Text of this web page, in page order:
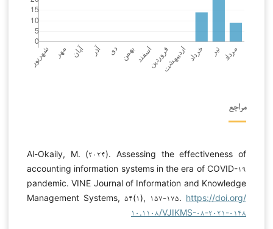
مراجع
Al-Okaily, M. (۲۰۲۴). Assessing the effectiveness of
accounting information systems in the era of COVID-۱۹
pandemic. VINE Journal of Information and Knowledge
Management Systems, ۵۴(۱), ۱۵۷-۱۷۵. https://doi.org/
۱۰.۱۱۰۸/VJIKMS-۰۸-۲۰۲۱-۰۱۴۸